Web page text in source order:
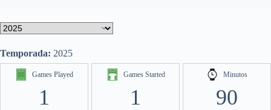
Temporada: 2025
Games Played
1
Games Started
1
Minutos
90